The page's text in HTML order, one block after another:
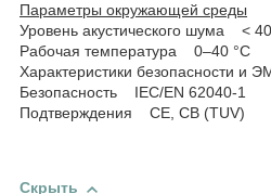
Параметры окружающей среды
Уровень акустического шума <
Рабочая температура 0–40 °С
Характеристики безопасности и
Безопасность IEC/EN 62040-1
Подтверждения СЕ, СВ (TUV)
Скрыть